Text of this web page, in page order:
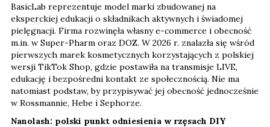
BasicLab reprezentuje model marki zbudowanej na
eksperckiej edukacji o składnikach aktywnych i świadomej
pielęgnacji. Firma rozwinęła własny e-commerce i obecność
m.in. w Super-Pharm oraz DOZ. W 2026 r. znalazła się wśród
pierwszych marek kosmetycznych korzystających z polskiej
wersji TikTok Shop, gdzie postawiła na transmisje LIVE,
edukację i bezpośredni kontakt ze społecznością. Nie ma
natomiast podstaw, by przypisywać jej obecność jednocześnie
w Rossmannie, Hebe i Sephorze.
Nanolash: polski punkt odniesienia w rzęsach DIY